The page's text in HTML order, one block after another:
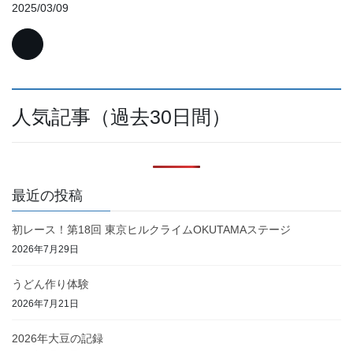
2025/03/09
人気記事（過去30日間）
最近の投稿
初レース！第18回 東京ヒルクライムOKUTAMAステージ
2026年7月29日
うどん作り体験
2026年7月21日
2026年大豆の記録